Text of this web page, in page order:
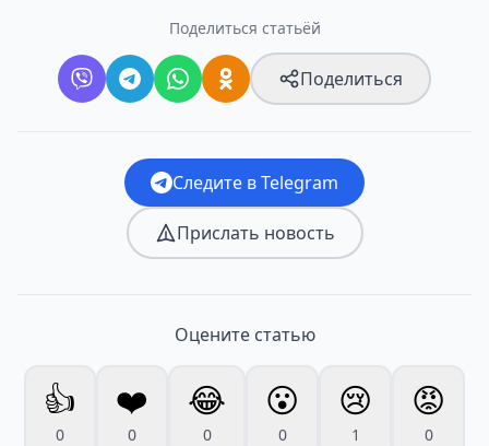
Поделиться статьёй
Поделиться
Следите в Telegram
Прислать новость
Оцените статью
👍
0
❤️
0
😂
0
😮
0
😢
1
😡
0